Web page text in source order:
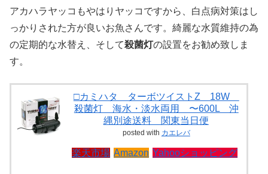
アカハラヤッコもやはりヤッコですから、白点病対策はし
っかりされた方が良いお魚さんです。綺麗な水質維持の為
の定期的な水替え、そして殺菌灯の設置をお勧め致しま
す。
□カミハタ ターボツイストZ 18W
殺菌灯 海水・淡水両用 〜600L 沖
縄別途送料 関東当日便
posted with カエレバ
楽天市場 Amazon Yahooショッピング